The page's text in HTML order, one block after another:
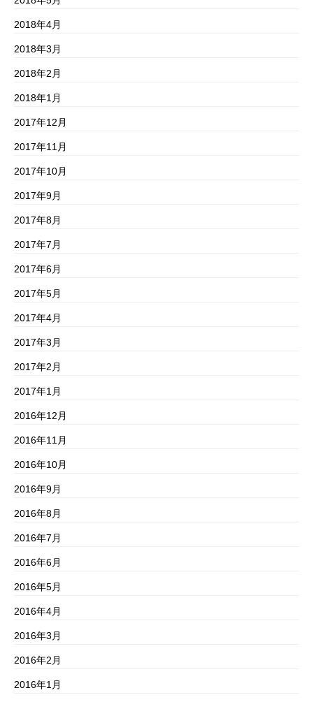
2018年4月
2018年3月
2018年2月
2018年1月
2017年12月
2017年11月
2017年10月
2017年9月
2017年8月
2017年7月
2017年6月
2017年5月
2017年4月
2017年3月
2017年2月
2017年1月
2016年12月
2016年11月
2016年10月
2016年9月
2016年8月
2016年7月
2016年6月
2016年5月
2016年4月
2016年3月
2016年2月
2016年1月